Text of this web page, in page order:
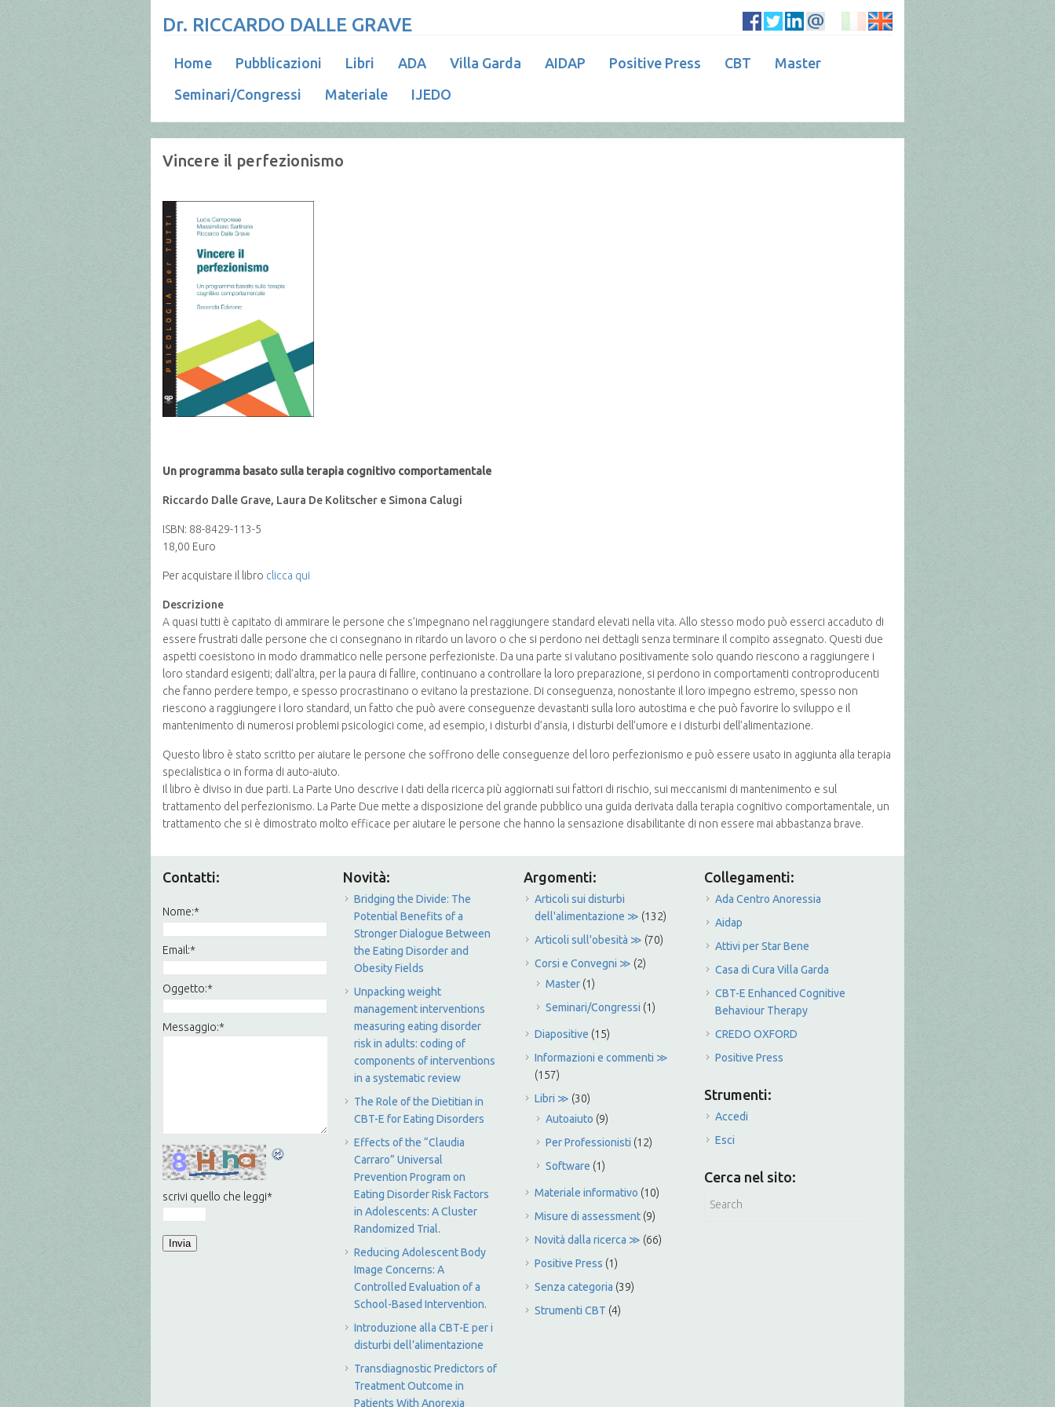
Dr. RICCARDO DALLE GRAVE
Home Pubblicazioni Libri ADA Villa Garda AIDAP Positive Press CBT
Master
Seminari/Congressi
Materiale IJEDO
Vincere il perfezionismo
Un programma basato sulla terapia cognitivo comportamentale
Riccardo Dalle Grave, Laura De Kolitscher e Simona Calugi
ISBN: 88-8429-113-5
18,00 Euro
Per acquistare il libro clicca qui
Descrizione
A quasi tutti è capitato di ammirare le persone che s’impegnano nel raggiungere standard elevati nella vita. Allo stesso modo può esserci accaduto di
essere frustrati dalle persone che ci consegnano in ritardo un lavoro o che si perdono nei dettagli senza terminare il compito assegnato. Questi due
aspetti coesistono in modo drammatico nelle persone perfezioniste. Da una parte si valutano positivamente solo quando riescono a raggiungere i
loro standard esigenti; dall’altra, per la paura di fallire, continuano a controllare la loro preparazione, si perdono in comportamenti controproducenti
che fanno perdere tempo, e spesso procrastinano o evitano la prestazione. Di conseguenza, nonostante il loro impegno estremo, spesso non
riescono a raggiungere i loro standard, un fatto che può avere conseguenze devastanti sulla loro autostima e che può favorire lo sviluppo e il
mantenimento di numerosi problemi psicologici come, ad esempio, i disturbi d’ansia, i disturbi dell’umore e i disturbi dell’alimentazione.
Questo libro è stato scritto per aiutare le persone che soffrono delle conseguenze del loro perfezionismo e può essere usato in aggiunta alla terapia
specialistica o in forma di auto-aiuto.
Il libro è diviso in due parti. La Parte Uno descrive i dati della ricerca più aggiornati sui fattori di rischio, sui meccanismi di mantenimento e sul
trattamento del perfezionismo. La Parte Due mette a disposizione del grande pubblico una guida derivata dalla terapia cognitivo comportamentale, un
trattamento che si è dimostrato molto efficace per aiutare le persone che hanno la sensazione disabilitante di non essere mai abbastanza brave.
Contatti:
Nome:*
Email:*
Oggetto:*
Messaggio:*
scrivi quello che leggi*
Novità:
Bridging the Divide: The
Potential Benefits of a
Stronger Dialogue Between
the Eating Disorder and
Obesity Fields
Unpacking weight
management interventions
measuring eating disorder
risk in adults: coding of
components of interventions
in a systematic review
The Role of the Dietitian in
CBT-E for Eating Disorders
Effects of the “Claudia
Carraro” Universal
Prevention Program on
Eating Disorder Risk Factors
in Adolescents: A Cluster
Randomized Trial.
Reducing Adolescent Body
Image Concerns: A
Controlled Evaluation of a
School-Based Intervention.
Introduzione alla CBT-E per i
disturbi dell’alimentazione
Transdiagnostic Predictors of
Treatment Outcome in
Patients With Anorexia
Argomenti:
Articoli sui disturbi
dell'alimentazione ≫ (132)
Articoli sull'obesità ≫ (70)
Corsi e Convegni ≫ (2)
Master (1)
Seminari/Congressi (1)
Diapositive (15)
Informazioni e commenti ≫
(157)
Libri ≫ (30)
Autoaiuto (9)
Per Professionisti (12)
Software (1)
Materiale informativo (10)
Misure di assessment (9)
Novità dalla ricerca ≫ (66)
Positive Press (1)
Senza categoria (39)
Strumenti CBT (4)
Collegamenti:
Ada Centro Anoressia
Aidap
Attivi per Star Bene
Casa di Cura Villa Garda
CBT-E Enhanced Cognitive
Behaviour Therapy
CREDO OXFORD
Positive Press
Strumenti:
Accedi
Esci
Cerca nel sito: